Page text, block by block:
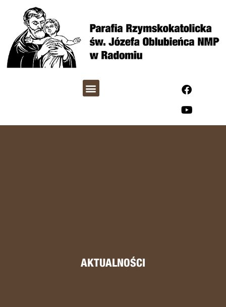
AKTUALNOŚCI